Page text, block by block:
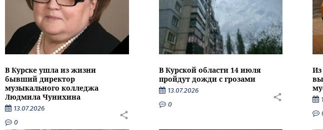
В Курске ушла из жизни
бывший директор
музыкального колледжа
Людмила Чунихина
13.07.2026
0
В Курской области 14 июля
пройдут дожди с грозами
13.07.2026
0
Из